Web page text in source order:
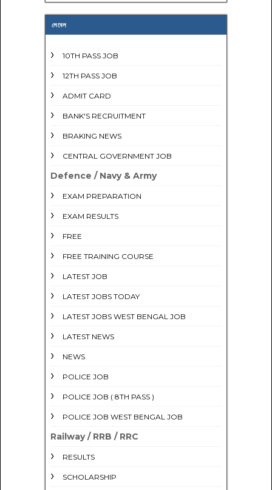
লেবেল
10TH PASS JOB
12TH PASS JOB
ADMIT CARD
BANK'S RECRUITMENT
BRAKING NEWS
CENTRAL GOVERNMENT JOB
Defence / Navy & Army
EXAM PREPARATION
EXAM RESULTS
FREE
FREE TRAINING COURSE
LATEST JOB
LATEST JOBS TODAY
LATEST JOBS WEST BENGAL JOB
LATEST NEWS
NEWS
POLICE JOB
POLICE JOB ( 8TH PASS )
POLICE JOB WEST BENGAL JOB
Railway / RRB / RRC
RESULTS
SCHOLARSHIP